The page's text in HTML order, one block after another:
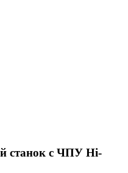
станок с ЧПУ Hi-